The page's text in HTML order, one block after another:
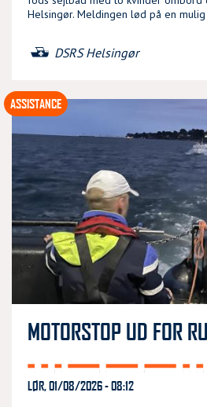
Helsingør. Meldingen lød på en
DSRS Helsingør
MOTORSTOP UD FOR
LØR, 01/08/2026 - 08:12
ASSISTANCE